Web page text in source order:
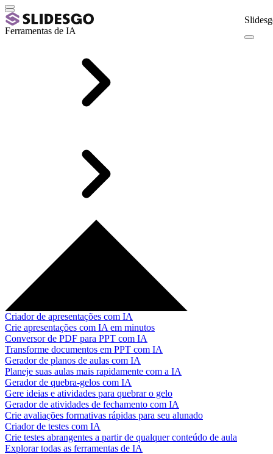
Ferramentas de IA
Criador de apresentações com IA
Crie apresentações com IA em minutos
Conversor de PDF para PPT com IA
Transforme documentos em PPT com IA
Gerador de planos de aulas com IA
Planeje suas aulas mais rapidamente com a IA
Gerador de quebra-gelos com IA
Gere ideias e atividades para quebrar o gelo
Gerador de atividades de fechamento com IA
Crie avaliações formativas rápidas para seu alunado
Criador de testes com IA
Crie testes abrangentes a partir de qualquer conteúdo de aula
Explorar todas as ferramentas de IA